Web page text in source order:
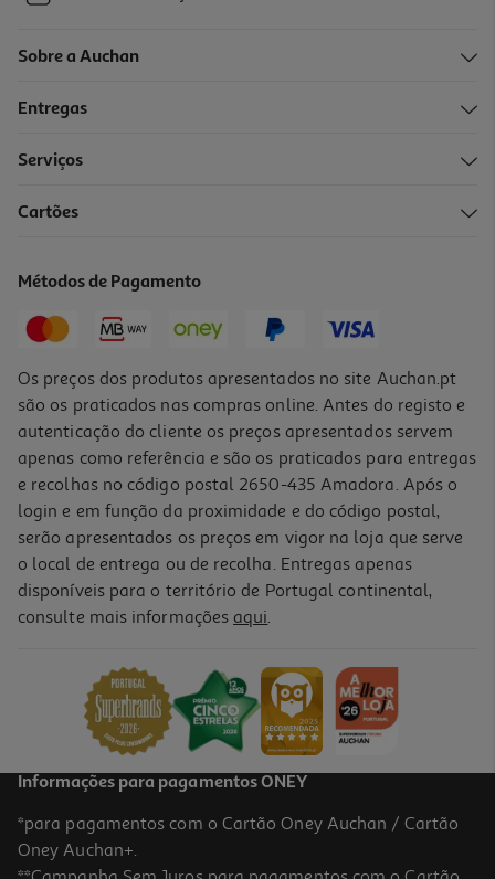
-11%
Price reduced from
0,89 €to
Promoção
-11%
Caixa Com 3 Lápis Grafite H Auchan
Price reduced from
Sobre a Auchan
Entregas
Serviços
Cartões
Métodos de Pagamento
Os preços dos produtos apresentados no site Auchan.pt
são os praticados nas compras online. Antes do registo e
autenticação do cliente os preços apresentados servem
apenas como referência e são os praticados para entregas
e recolhas no código postal 2650-435 Amadora. Após o
login e em função da proximidade e do código postal,
serão apresentados os preços em vigor na loja que serve
o local de entrega ou de recolha. Entregas apenas
disponíveis para o território de Portugal continental,
consulte mais informações aqui.
Informações para pagamentos ONEY
*para pagamentos com o Cartão Oney Auchan / Cartão
Oney Auchan+.